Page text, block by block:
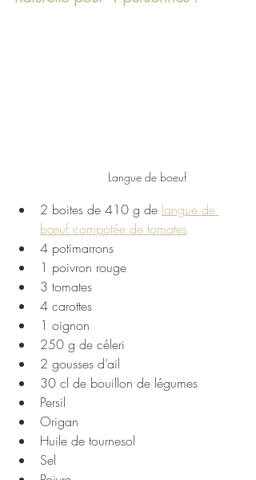
Langue de boeuf
2 boites de 410 g de langue de
bœuf compotée de tomates
4 potimarrons
1 poivron rouge
3 tomates
4 carottes
1 oignon
250 g de céleri
2 gousses d’ail
30 cl de bouillon de légumes
Persil
Origan
Huile de tournesol
Sel